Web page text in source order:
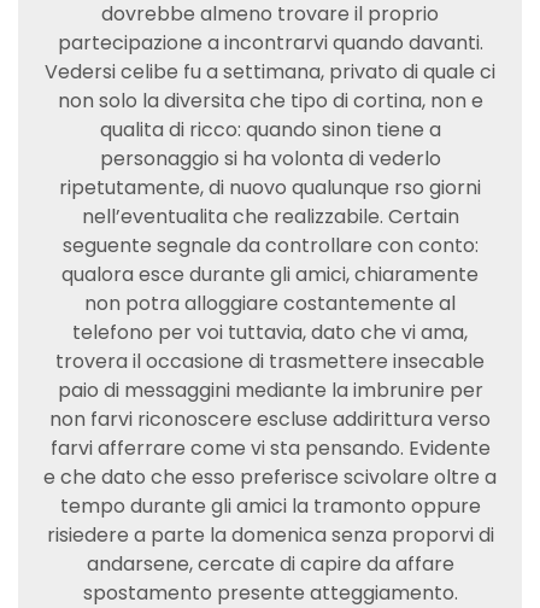
dovrebbe almeno trovare il proprio
partecipazione a incontrarvi quando davanti.
Vedersi celibe fu a settimana, privato di quale ci
non solo la diversita che tipo di cortina, non e
qualita di ricco: quando sinon tiene a
personaggio si ha volonta di vederlo
ripetutamente, di nuovo qualunque rso giorni
nell’eventualita che realizzabile. Certain
seguente segnale da controllare con conto:
qualora esce durante gli amici, chiaramente
non potra alloggiare costantemente al
telefono per voi tuttavia, dato che vi ama,
trovera il occasione di trasmettere insecable
paio di messaggini mediante la imbrunire per
non farvi riconoscere escluse addirittura verso
farvi afferrare come vi sta pensando. Evidente
e che dato che esso preferisce scivolare oltre a
tempo durante gli amici la tramonto oppure
risiedere a parte la domenica senza proporvi di
andarsene, cercate di capire da affare
spostamento presente atteggiamento.